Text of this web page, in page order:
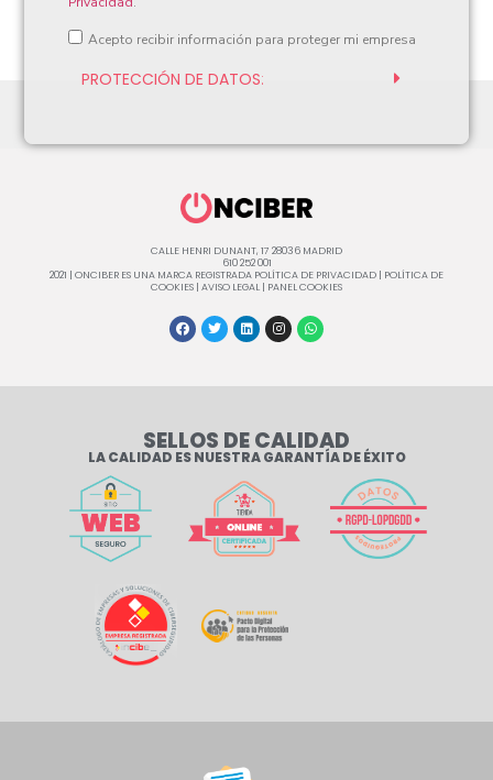
Acepto recibir información para proteger mi empresa
PROTECCIÓN DE DATOS:
CALLE HENRI DUNANT, 17 28036 MADRID
610 252 001
2021 | ONCIBER ES UNA MARCA REGISTRADA POLÍTICA DE PRIVACIDAD | POLÍTICA DE
COOKIES | AVISO LEGAL | PANEL COOKIES
SELLOS DE CALIDAD
LA CALIDAD ES NUESTRA GARANTÍA DE ÉXITO